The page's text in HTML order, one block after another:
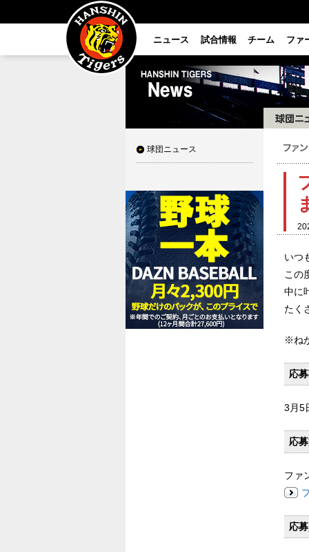
ニュース 試合情報 チーム ファ
球団ニュース
いつ
この
中に
たく
※ね
応
3月5
応
ファ
応